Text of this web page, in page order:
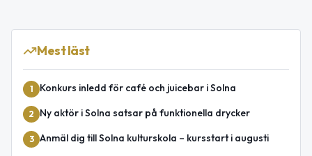
Mest läst
1 Konkurs inledd för café och juicebar i Solna
2 Ny aktör i Solna satsar på funktionella drycker
3 Anmäl dig till Solna kulturskola – kursstart i augusti